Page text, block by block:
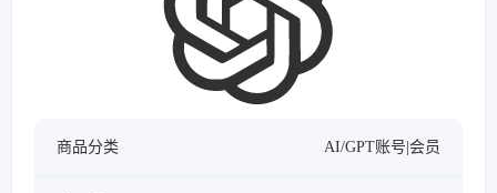
商品分类 AI/GPT账号|会员